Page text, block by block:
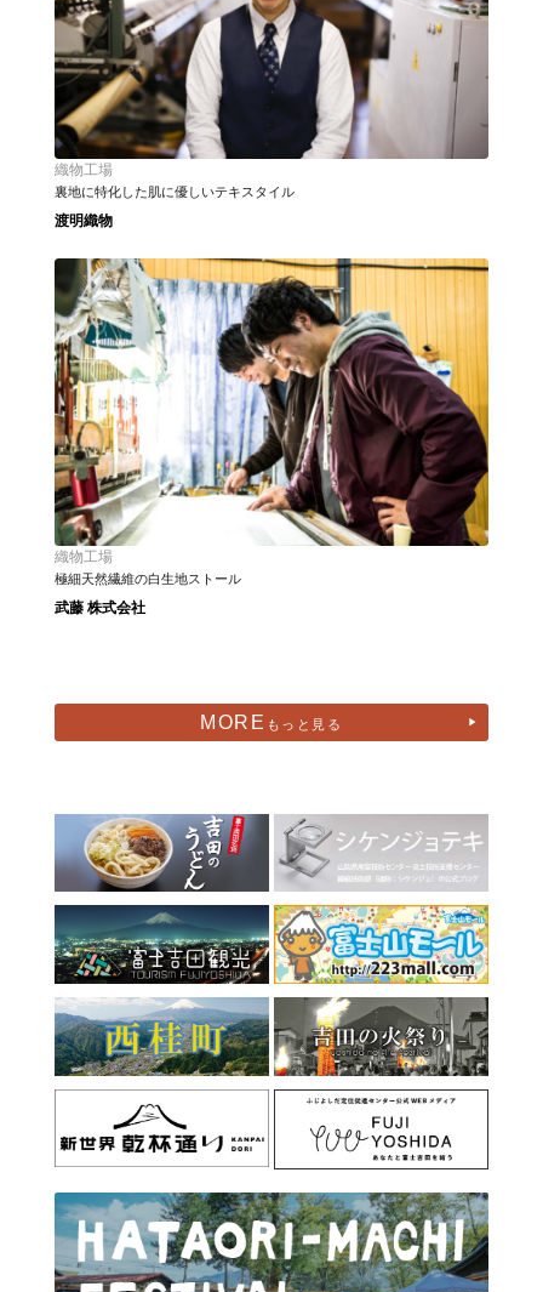
織物工場
裏地に特化した肌に優しいテキスタイル
渡明織物
織物工場
極細天然繊維の白生地ストール
武藤 株式会社
MORE もっと見る